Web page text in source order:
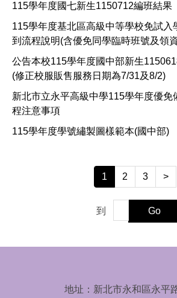
115學年度國七新生1150712編班結果
115學年度基北區高級中等學校免試入
到流程說明(含優免同學臨時班號及領
公告本校115學年度國中部新生
(修正校服販售服務日期為7/31及8/2)
新北市立永平高級中學115學年度優免
程注意事項
115學年度學號繡製圖樣範本(國中部)
1 2 3 >
到 Go
地址：新北市永和區永平